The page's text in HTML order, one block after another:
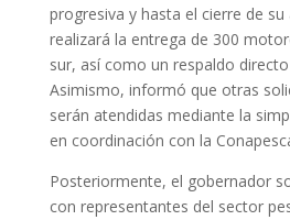
progresiva y hasta el cierre de
realizará la entrega de 300
sur, así como un respaldo
Asimismo, informó que otras
serán atendidas mediante la
en coordinación con la
Posteriormente, el gobernador
con representantes del sector